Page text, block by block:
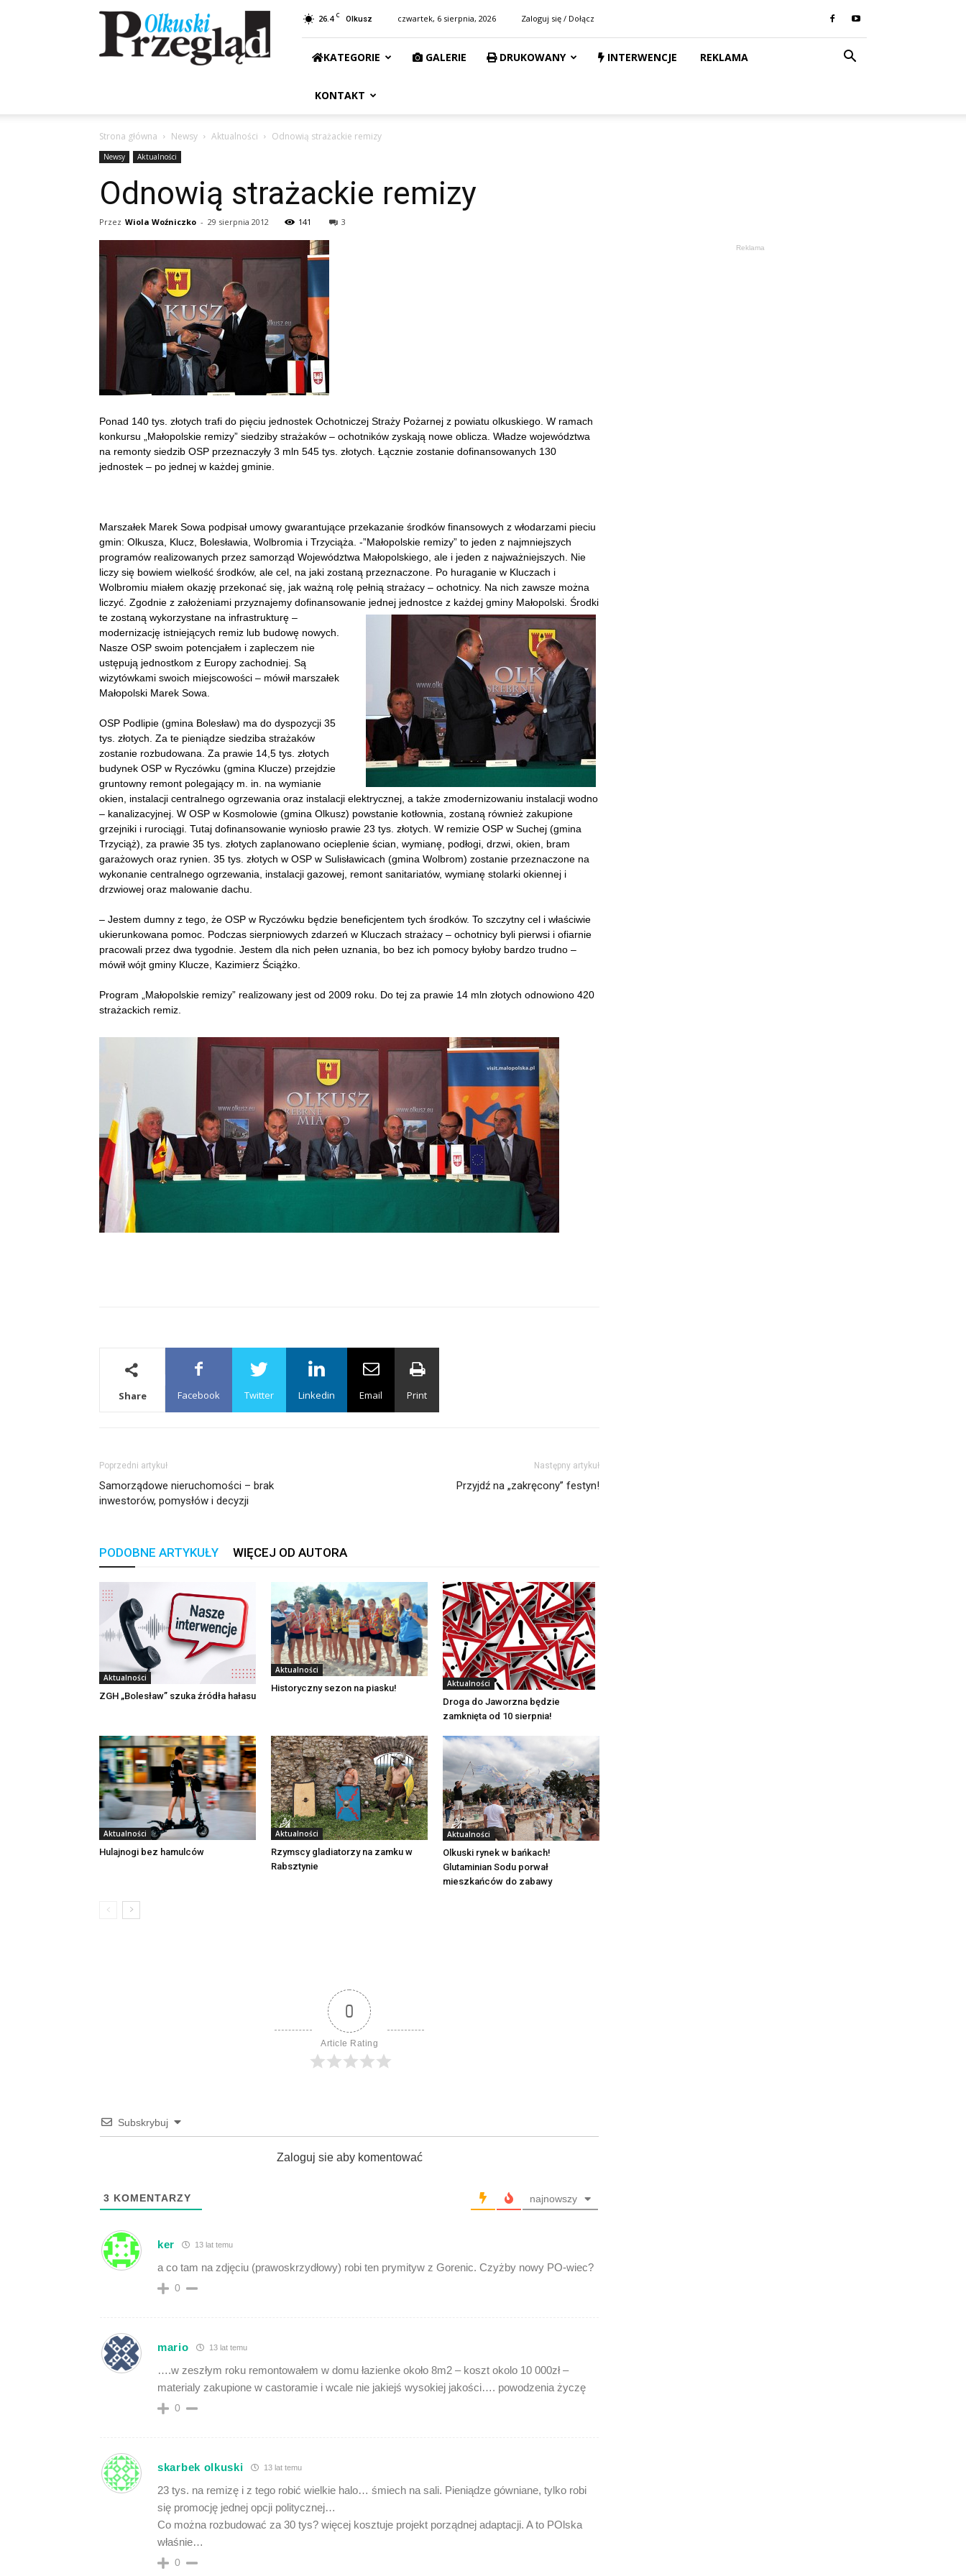
Przegląd
Olkuski
26.4 C Olkusz czwartek, 6 sierpnia, 2026 Zaloguj się / Dołącz
KATEGORIE GALERIE DRUKOWANY INTERWENCJE REKLAMA
KONTAKT
Strona główna Newsy Aktualności Odnowią strażackie remizy
Newsy Aktualności
Odnowią strażackie remizy
Przez Wiola Woźniczko - 29 sierpnia 2012 141 3
Ponad 140 tys. złotych trafi do pięciu jednostek Ochotniczej Straży Pożarnej z powiatu olkuskiego. W ramach
konkursu „Małopolskie remizy” siedziby strażaków – ochotników zyskają nowe oblicza. Władze województwa
na remonty siedzib OSP przeznaczyły 3 mln 545 tys. złotych. Łącznie zostanie dofinansowanych 130
jednostek – po jednej w każdej gminie.
Marszałek Marek Sowa podpisał umowy gwarantujące przekazanie środków finansowych z włodarzami pieciu
gmin: Olkusza, Klucz, Bolesławia, Wolbromia i Trzyciąża. -”Małopolskie remizy” to jeden z najmniejszych
programów realizowanych przez samorząd Województwa Małopolskiego, ale i jeden z najważniejszych. Nie
liczy się bowiem wielkość środków, ale cel, na jaki zostaną przeznaczone. Po huraganie w Kluczach i
Wolbromiu miałem okazję przekonać się, jak ważną rolę pełnią strażacy – ochotnicy. Na nich zawsze można
liczyć. Zgodnie z założeniami przyznajemy dofinansowanie jednej jednostce z każdej gminy Małopolski. Środki
te zostaną wykorzystane na infrastrukturę –
modernizację istniejących remiz lub budowę nowych.
Nasze OSP swoim potencjałem i zapleczem nie
ustępują jednostkom z Europy zachodniej. Są
wizytówkami swoich miejscowości – mówił marszałek
Małopolski Marek Sowa.
OSP Podlipie (gmina Bolesław) ma do dyspozycji 35
tys. złotych. Za te pieniądze siedziba strażaków
zostanie rozbudowana. Za prawie 14,5 tys. złotych
budynek OSP w Ryczówku (gmina Klucze) przejdzie
gruntowny remont polegający m. in. na wymianie
okien, instalacji centralnego ogrzewania oraz instalacji elektrycznej, a także zmodernizowaniu instalacji wodno
– kanalizacyjnej. W OSP w Kosmolowie (gmina Olkusz) powstanie kotłownia, zostaną również zakupione
grzejniki i rurociągi. Tutaj dofinansowanie wyniosło prawie 23 tys. złotych. W remizie OSP w Suchej (gmina
Trzyciąż), za prawie 35 tys. złotych zaplanowano ocieplenie ścian, wymianę, podłogi, drzwi, okien, bram
garażowych oraz rynien. 35 tys. złotych w OSP w Sulisławicach (gmina Wolbrom) zostanie przeznaczone na
wykonanie centralnego ogrzewania, instalacji gazowej, remont sanitariatów, wymianę stolarki okiennej i
drzwiowej oraz malowanie dachu.
– Jestem dumny z tego, że OSP w Ryczówku będzie beneficjentem tych środków. To szczytny cel i właściwie
ukierunkowana pomoc. Podczas sierpniowych zdarzeń w Kluczach strażacy – ochotnicy byli pierwsi i ofiarnie
pracowali przez dwa tygodnie. Jestem dla nich pełen uznania, bo bez ich pomocy byłoby bardzo trudno –
mówił wójt gminy Klucze, Kazimierz Ściążko.
Program „Małopolskie remizy” realizowany jest od 2009 roku. Do tej za prawie 14 mln złotych odnowiono 420
strażackich remiz.
Share Facebook Twitter Linkedin Email Print
Poprzedni artykuł
Samorządowe nieruchomości – brak
inwestorów, pomysłów i decyzji
Następny artykuł
Przyjdź na „zakręcony” festyn!
PODOBNE ARTYKUŁY WIĘCEJ OD AUTORA
Aktualności
ZGH „Bolesław” szuka źródła hałasu
Aktualności
Historyczny sezon na piasku! Aktualności
Droga do Jaworzna będzie
zamknięta od 10 sierpnia!
Aktualności
Hulajnogi bez hamulców
Aktualności
Rzymscy gladiatorzy na zamku w
Rabsztynie
Aktualności
Olkuski rynek w bańkach!
Glutaminian Sodu porwał
mieszkańców do zabawy
0
Article Rating
Subskrybuj
Zaloguj sie aby komentować
3 KOMENTARZY najnowszy
ker 13 lat temu
a co tam na zdjęciu (prawoskrzydłowy) robi ten prymityw z Gorenic. Czyżby nowy PO-wiec?
0
mario 13 lat temu
….w zeszłym roku remontowałem w domu łazienke około 8m2 – koszt okolo 10 000zł –
materialy zakupione w castoramie i wcale nie jakiejś wysokiej jakości…. powodzenia życzę
0
skarbek olkuski 13 lat temu
23 tys. na remizę i z tego robić wielkie halo… śmiech na sali. Pieniądze gówniane, tylko robi
się promocję jednej opcji politycznej…
Co można rozbudować za 30 tys? więcej kosztuje projekt porządnej adaptacji. A to POlska
właśnie…
0
Reklama